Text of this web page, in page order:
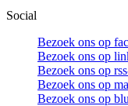
Social
Bezoek ons op
Bezoek ons op
Bezoek ons op
Bezoek ons op
Bezoek ons op